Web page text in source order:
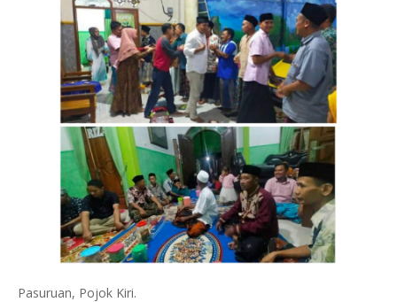
Pasuruan, Pojok Kiri.